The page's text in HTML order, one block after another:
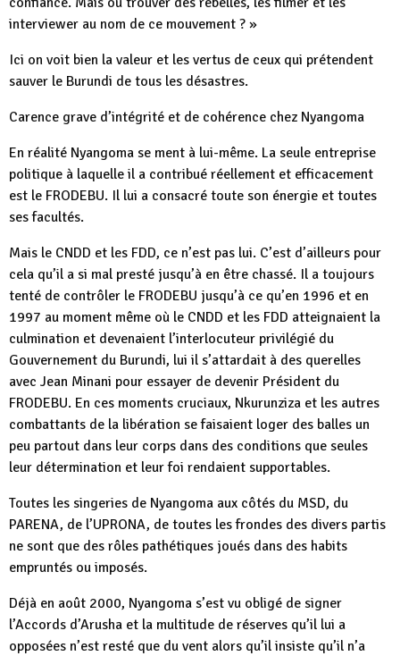
interviewer au nom de ce mouvement ? »
Ici on voit bien la valeur et les vertus de ceux qui prétendent
sauver le Burundi de tous les désastres.
Carence grave d’intégrité et de cohérence chez Nyangoma
En réalité Nyangoma se ment à lui-même. La seule entreprise
politique à laquelle il a contribué réellement et efficacement
est le FRODEBU. Il lui a consacré toute son énergie et toutes
ses facultés.
Mais le CNDD et les FDD, ce n’est pas lui. C’est d’ailleurs pour
cela qu’il a si mal presté jusqu’à en être chassé. Il a toujours
tenté de contrôler le FRODEBU jusqu’à ce qu’en 1996 et en
1997 au moment même où le CNDD et les FDD atteignaient la
culmination et devenaient l’interlocuteur privilégié du
Gouvernement du Burundi, lui il s’attardait à des querelles
avec Jean Minani pour essayer de devenir Président du
FRODEBU. En ces moments cruciaux, Nkurunziza et les autres
combattants de la libération se faisaient loger des balles un
peu partout dans leur corps dans des conditions que seules
leur détermination et leur foi rendaient supportables.
Toutes les singeries de Nyangoma aux côtés du MSD, du
PARENA, de l’UPRONA, de toutes les frondes des divers partis
ne sont que des rôles pathétiques joués dans des habits
empruntés ou imposés.
Déjà en août 2000, Nyangoma s’est vu obligé de signer
l’Accords d’Arusha et la multitude de réserves qu’il lui a
opposées n’est resté que du vent alors qu’il insiste qu’il n’a